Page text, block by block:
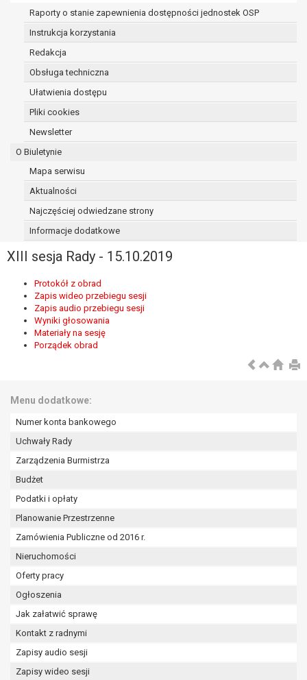
Raporty o stanie zapewnienia dostępności jednostek OSP
Instrukcja korzystania
Redakcja
Obsługa techniczna
Ułatwienia dostępu
Pliki cookies
Newsletter
O Biuletynie
Mapa serwisu
Aktualności
Najczęściej odwiedzane strony
Informacje dodatkowe
XIII sesja Rady - 15.10.2019
Protokół z obrad
Zapis wideo przebiegu sesji
Zapis audio przebiegu sesji
Wyniki głosowania
Materiały na sesję
Porządek obrad
Menu dodatkowe:
Numer konta bankowego
Uchwały Rady
Zarządzenia Burmistrza
Budżet
Podatki i opłaty
Planowanie Przestrzenne
Zamówienia Publiczne od 2016 r.
Nieruchomości
Oferty pracy
Ogłoszenia
Jak załatwić sprawę
Kontakt z radnymi
Zapisy audio sesji
Zapisy wideo sesji
danych dla swoich celów, ale osoba,
której dane dotyczą, potrzebuje ich do
ustalenia, obrony lub dochodzenia
roszczeń,
osoba, której dane dotyczą, wniosła
sprzeciw wobec przetwarzania
danych - do czasu ustalenia czy
prawnie uzasadnione podstawy po
podstawie art. 20 RODO, w przypadku gdy
przetwarzanie danych odbywa się na
której dane dotyczą lub na podstawie
zgody wyrażonej przez tą osobę,
prawo sprzeciwu wobec przetwarzania
danych na podstawie art. 21 RODO, wobec
przetwarzania danych osobowych, którego
podstawą prawną jest:
powierzonej administratorowi bądź
Z przyczyn związanych z Pani/Pana
sprzeciwu, administrator nie może już
wolności osoby, której dane dotyczą, lub
podstaw do ustalenia, dochodzenia lub
obrony roszczeń.